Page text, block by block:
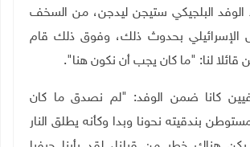
الوفد البلجيكي ستيجن ليدجن، من السخف
الإسرائيلي بحدوث ذلك، وفوق ذلك قام
قائلا لنا: "ما كان يجب أن نكون هنا".
كانا ضمن الوفد: "لم نصدق ما كان
بندقيته نحونا وبدا وكأنه يطلق النار